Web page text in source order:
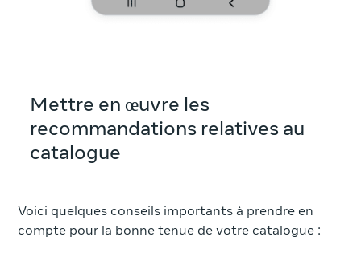
Mettre en œuvre les
recommandations relatives au
catalogue
Voici quelques conseils importants à prendre en
compte pour la bonne tenue de votre catalogue :